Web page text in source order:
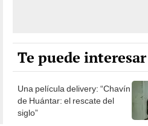
Te puede interesar
Una película delivery: “Chavín
de Huántar: el rescate del
siglo”